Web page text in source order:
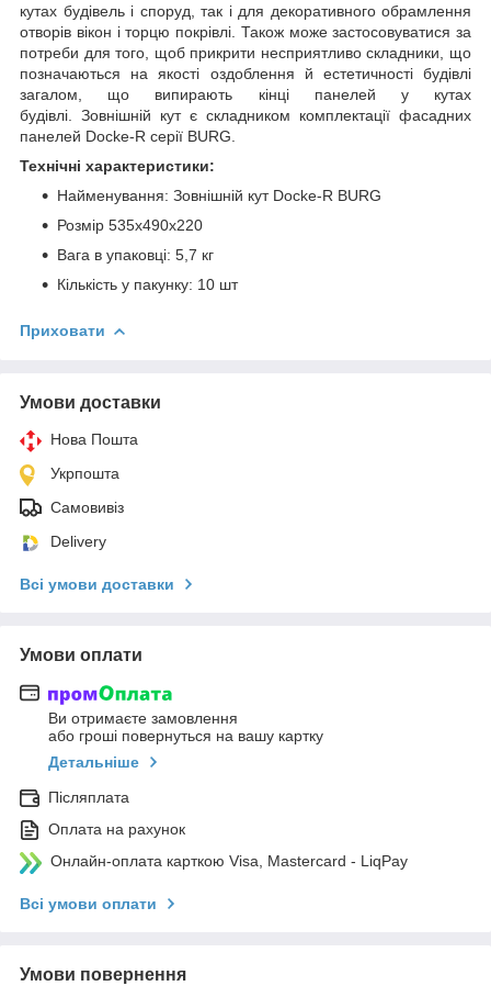
кутах будівель і споруд, так і для декоративного обрамлення
отворів вікон і торцю покрівлі. Також може застосовуватися за
потреби для того, щоб прикрити несприятливо складники, що
позначаються на якості оздоблення й естетичності будівлі
загалом, що випирають кінці панелей у кутах
будівлі. Зовнішній кут є складником комплектації фасадних
панелей Docke-R серії BURG.
Технічні характеристики:
Найменування: Зовнішній кут Docke-R BURG
Розмір 535х490х220
Вага в упаковці: 5,7 кг
Кількість у пакунку: 10 шт
Приховати
Умови доставки
Нова Пошта
Укрпошта
Самовивіз
Delivery
Всі умови доставки
Умови оплати
Ви отримаєте замовлення
або гроші повернуться на вашу картку
Детальніше
Післяплата
Оплата на рахунок
Онлайн-оплата карткою Visa, Mastercard - LiqPay
Всі умови оплати
Умови повернення